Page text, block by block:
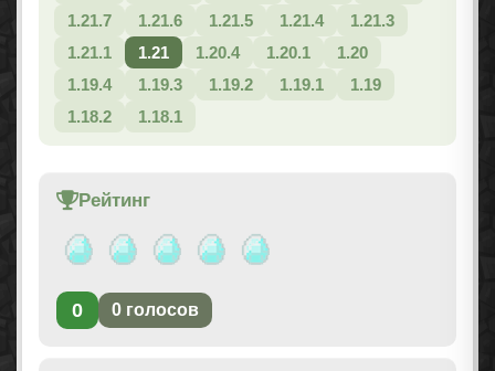
1.21.7
1.21.6 1.21.5 1.21.4
1.21.3
1.21.1
1.21 1.20.4 1.20.1
1.20
1.19.4
1.19.3 1.19.2 1.19.1
1.19
1.18.2
1.18.1
Рейтинг
0 0 голосов